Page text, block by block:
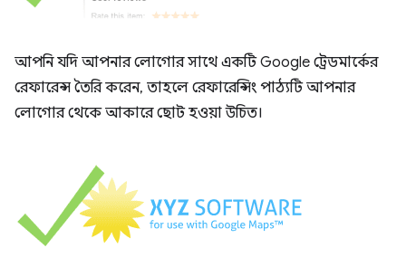
আপনি যদি আপনার লোগোর সাথে একটি Google ট্রেডমার্কের
রেফারেন্স তৈরি করেন, তাহলে রেফারেন্সিং পাঠ্যটি আপনার
লোগোর থেকে আকারে ছোট হওয়া উচিত।